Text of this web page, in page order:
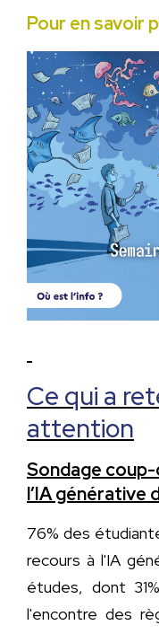
Pour en savoir
Ce qui a
attention
Sondage coup-
l’IA générative
76% des
recours à l'IA
études, dont
l'encontre des